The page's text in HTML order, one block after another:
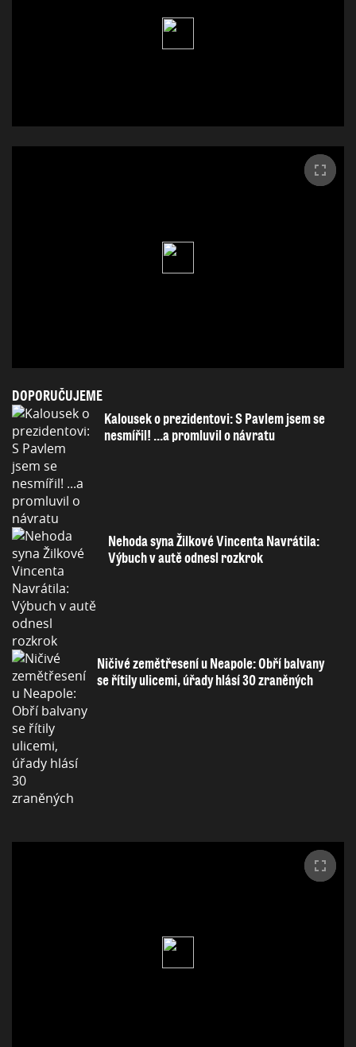
DOPORUČUJEME
Kalousek o prezidentovi: S Pavlem jsem se
nesmířil! ...a promluvil o návratu
Nehoda syna Žilkové Vincenta Navrátila:
Výbuch v autě odnesl rozkrok
Ničivé zemětřesení u Neapole: Obří balvany
se řítily ulicemi, úřady hlásí 30 zraněných